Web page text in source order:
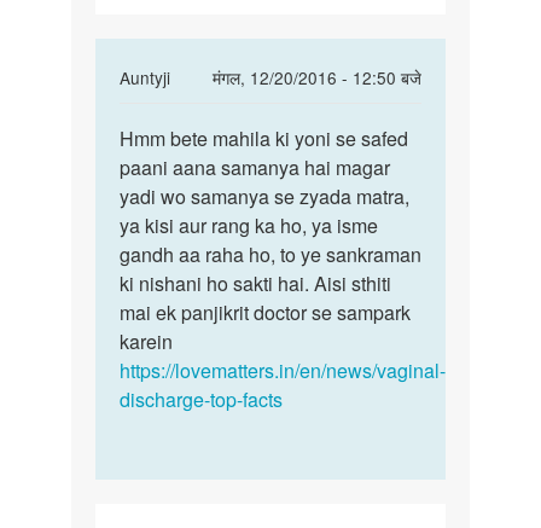
me
Auntyji
मंगल, 12/20/2016 - 12:50 बजे
In
to
aanty
ji
meri
gf
ki
yoni
me
by
sunil
Hmm
bete
mahila
ki
yoni
se
Hmm bete mahila ki yoni se safed
paani aana samanya hai magar
yadi wo samanya se zyada matra,
ya kisi aur rang ka ho, ya isme
gandh aa raha ho, to ye sankraman
ki nishani ho sakti hai. Aisi sthiti
mai ek panjikrit doctor se sampark
karein
https://lovematters.in/en/news/vaginal-
discharge-top-facts